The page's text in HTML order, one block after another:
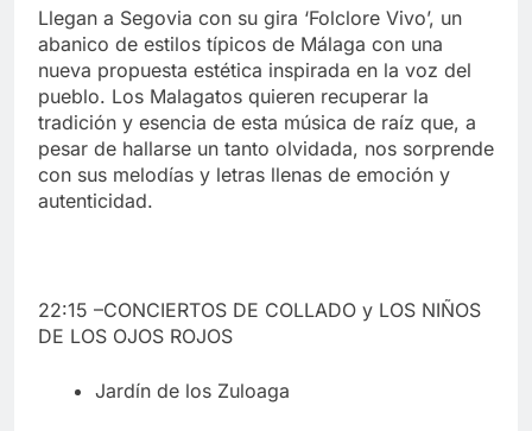
Llegan a Segovia con su gira ‘Folclore Vivo’, un
abanico de estilos típicos de Málaga con una
nueva propuesta estética inspirada en la voz del
pueblo. Los Malagatos quieren recuperar la
tradición y esencia de esta música de raíz que, a
pesar de hallarse un tanto olvidada, nos sorprende
con sus melodías y letras llenas de emoción y
autenticidad.
22:15 –CONCIERTOS DE COLLADO y LOS NIÑOS
DE LOS OJOS ROJOS
Jardín de los Zuloaga